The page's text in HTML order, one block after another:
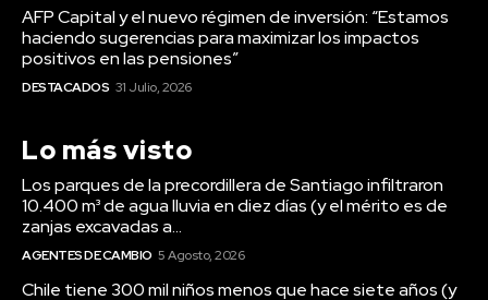
AFP Capital y el nuevo régimen de inversión: “Estamos
haciendo sugerencias para maximizar los impactos
positivos en las pensiones”
DESTACADOS 31 Julio, 2026
Lo más visto
Los parques de la precordillera de Santiago infiltraron
10.400 m³ de agua lluvia en diez días (y el mérito es de
zanjas excavadas a...
AGENTES DE CAMBIO 5 Agosto, 2026
Chile tiene 300 mil niños menos que hace siete años (y